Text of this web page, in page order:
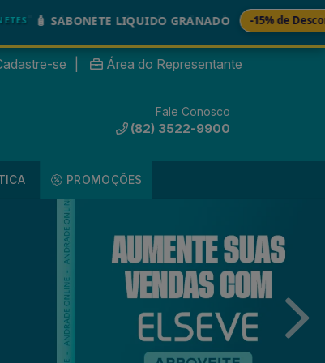
LIQUIDO GRANADO -15% de Desconto 🚚
se Área do Representante
Fale Conosco
(82) 3522-9900
PROMOÇÕES